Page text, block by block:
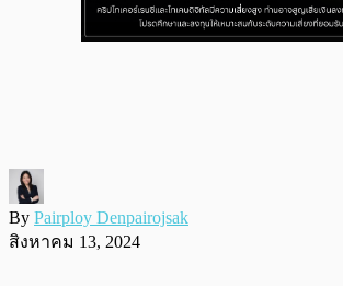
By Pairploy Denpairojsak
สิงหาคม 13, 2024